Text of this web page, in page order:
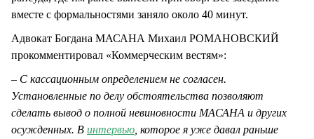
вместе с формальностями заняло около 40 минут.
Адвокат Богдана МАСАНА Михаил РОМАНОВСКИЙ
прокомментировал «Коммерческим вестям»:
– С кассационным определением не согласен.
Установленные по делу обстоятельства позволяют
сделать вывод о полной невиновности МАСАНА и других
осужденных. В интервью , которое я уже давал раньше